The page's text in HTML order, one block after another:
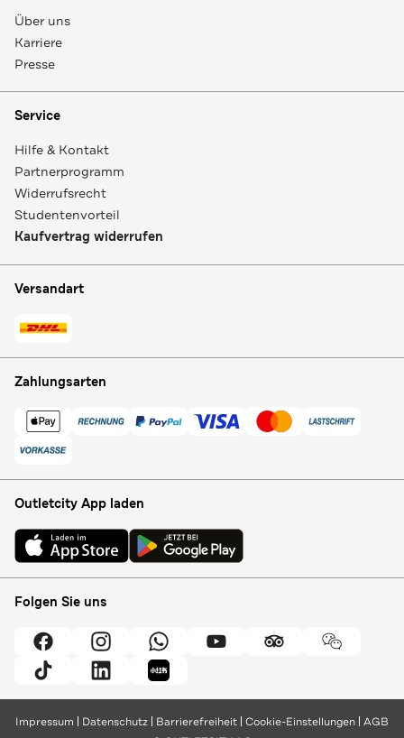
Über uns
Karriere
Presse
Service
Hilfe & Kontakt
Partnerprogramm
Widerrufsrecht
Studentenvorteil
Kaufvertrag widerrufen
Versandart
Zahlungsarten
Outletcity App laden
Folgen Sie uns
Impressum Datenschutz Barrierefreiheit Cookie-Einstellungen AGB